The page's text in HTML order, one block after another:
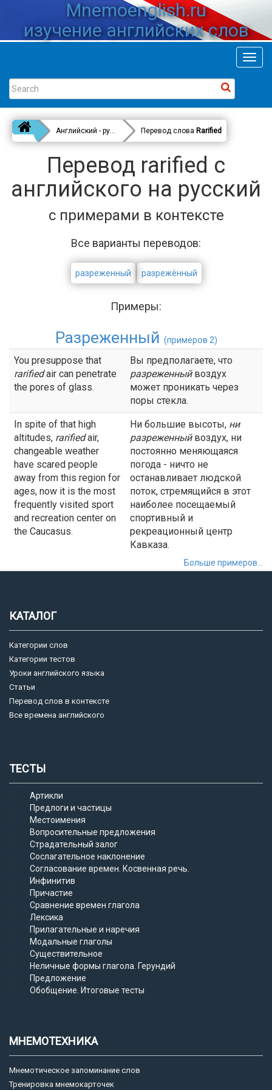
Mnemoenglish.ru
изучение английских слов
Английский - русский Перевод слова Rarified
Перевод rarified с
английского на русский
с примерами в контексте
Все варианты переводов:
разреженный разрежённый
Примеры:
Разреженный (примеров 2)
You presuppose that
rarifiedair can penetrate
the pores of glass.
Вы предполагаете, что
разреженныйвоздух
может проникать через
поры стекла.
In spite of that high
altitudes, rarifiedair,
changeable weather
have scared people
away from this region for
ages, now it is the most
frequently visited sport
and recreation center on
the Caucasus.
Ни большие высоты, ни
разреженныйвоздух, ни
постоянно меняющаяся
погода - ничто не
останавливает людской
поток, стремящийся в этот
наиболее посещаемый
спортивный и
рекреационный центр
Кавказа.
Больше примеров...
КАТАЛОГ
Категории слов
Категории тестов
Уроки английского языка
Статьи
Перевод слов в контексте
Все времена английского
ТЕСТЫ
Артикли
Предлоги и частицы
Местоимения
Вопросительные предложения
Страдательный залог
Сослагательное наклонение
Согласование времен. Косвенная речь.
Инфинитив
Причастие
Сравнение времен глагола
Лексика
Прилагательные и наречия
Модальные глаголы
Существительное
Неличные формы глагола. Герундий
Предложение
Обобщение. Итоговые тесты
МНЕМОТЕХНИКА
Мнемотическое запоминание слов
Тренировка мнемокарточек